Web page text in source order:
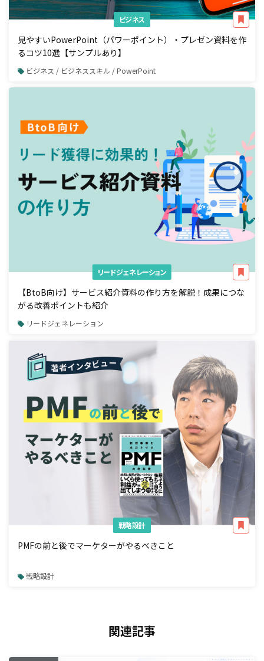
ビジネス
見やすいPowerPoint（パワーポイント）・プレゼン資料を作
るコツ10選【サンプルあり】
ビジネス / ビジネススキル / PowerPoint
リードジェネレーション
【BtoB向け】サービス紹介資料の作り方を解説！成果につな
がる改善ポイントも紹介
リードジェネレーション
戦略設計
PMFの前と後でマーケターがやるべきこと
戦略設計
関連記事